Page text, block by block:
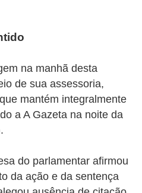
na manhã desta
de sua assessoria,
mantém integralmente
a A Gazeta na noite da
do parlamentar afirmou
da ação e da sentença